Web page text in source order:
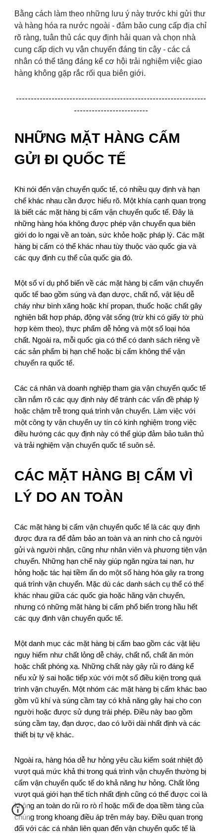
Bằng cách làm theo những lưu ý này trước khi gửi thư
và hàng hóa ra nước ngoài - đảm bảo cung cấp địa chỉ
rõ ràng, tuân thủ các quy định hải quan và chọn nhà
cung cấp dịch vụ vận chuyển đáng tin cậy - các cá
nhân có thể tăng đáng kể cơ hội trải nghiệm việc giao
hàng không gặp rắc rối qua biên giới.
----------------------------------------------------------------
-------------------------
NHỮNG MẶT HÀNG CẤM
GỬI ĐI QUỐC TẾ
Khi nói đến vận chuyển quốc tế, có nhiều quy định và hạn
chế khác nhau cần được hiểu rõ. Một khía cạnh quan trọng
là biết các mặt hàng bị cấm vận chuyển quốc tế. Đây là
những hàng hóa không được phép vận chuyển qua biên
giới do lo ngại về an toàn, sức khỏe hoặc pháp lý. Các mặt
hàng bị cấm có thể khác nhau tùy thuộc vào quốc gia và
các quy định cụ thể của quốc gia đó.
Một số ví dụ phổ biến về các mặt hàng bị cấm vận chuyển
quốc tế bao gồm súng và đạn dược, chất nổ, vật liệu dễ
cháy như bình xăng hoặc khí propan, thuốc hoặc chất gây
nghiện bất hợp pháp, động vật sống (trừ khi có giấy tờ phù
hợp kèm theo), thực phẩm dễ hỏng và một số loại hóa
chất. Ngoài ra, mỗi quốc gia có thể có danh sách riêng về
các sản phẩm bị hạn chế hoặc bị cấm không thể vận
chuyển ra quốc tế.
Các cá nhân và doanh nghiệp tham gia vận chuyển quốc tế
cần nắm rõ các quy định này để tránh các vấn đề pháp lý
hoặc chậm trễ trong quá trình vận chuyển. Làm việc với
một công ty vận chuyển uy tín có kinh nghiệm trong việc
điều hướng các quy định này có thể giúp đảm bảo tuân thủ
và trải nghiệm vận chuyển quốc tế suôn sẻ.
CÁC MẶT HÀNG BỊ CẤM VÌ
LÝ DO AN TOÀN
Các mặt hàng bị cấm vận chuyển quốc tế là các quy định
được đưa ra để đảm bảo an toàn và an ninh cho cả người
gửi và người nhận, cũng như nhân viên và phương tiện vận
chuyển. Những hạn chế này giúp ngăn ngừa tai nạn, hư
hỏng hoặc tác hại tiềm ẩn do một số hàng hóa gây ra trong
quá trình vận chuyển. Mặc dù các danh sách cụ thể có thể
khác nhau giữa các quốc gia hoặc hãng vận chuyển,
nhưng có những mặt hàng bị cấm phổ biến trong hầu hết
các quy định vận chuyển quốc tế.
Một danh mục các mặt hàng bị cấm bao gồm các vật liệu
nguy hiểm như chất lỏng dễ cháy, chất nổ, chất ăn mòn
hoặc chất phóng xạ. Những chất này gây rủi ro đáng kể
nếu xử lý sai hoặc tiếp xúc với một số điều kiện trong quá
trình vận chuyển. Một nhóm các mặt hàng bị cấm khác bao
gồm vũ khí và súng cầm tay có khả năng gây hại cho con
người hoặc được sử dụng trái phép. Điều này bao gồm
súng cầm tay, đạn dược, dao có lưỡi dài nhất định và các
thiết bị tự vệ khác.
Ngoài ra, hàng hóa dễ hư hỏng yêu cầu kiểm soát nhiệt độ
vượt quá mức khả thi trong quá trình vận chuyển thường bị
cấm vận chuyển quốc tế do khả năng hư hỏng. Chất lỏng
vượt quá giới hạn thể tích nhất định cũng có thể được coi là
không an toàn do rủi ro rò rỉ hoặc mối đe dọa tiềm tàng của
chúng trong khoang điều áp trên máy bay. Điều quan trọng
đối với các cá nhân liên quan đến vận chuyển quốc tế là